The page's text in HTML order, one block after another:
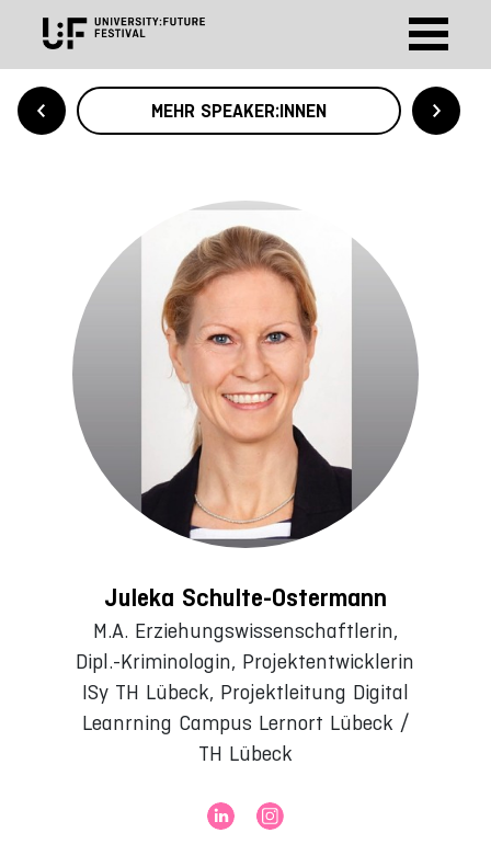
MEHR SPEAKER:INNEN
Juleka Schulte-Ostermann
M.A. Erziehungswissenschaftlerin,
Dipl.-Kriminologin, Projektentwicklerin
ISy TH Lübeck, Projektleitung Digital
Leanrning Campus Lernort Lübeck /
TH Lübeck